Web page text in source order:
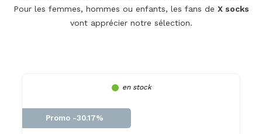
Pour les femmes, hommes ou enfants, les fans de X socks
vont apprécier notre sélection.
en stock
Promo -30.17%